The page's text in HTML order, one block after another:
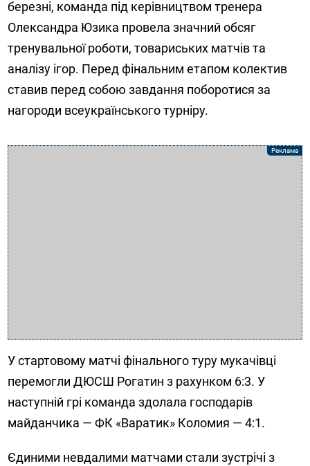
березні, команда під керівництвом тренера
Олександра Юзика провела значний обсяг
тренувальної роботи, товариських матчів та
аналізу ігор. Перед фінальним етапом колектив
ставив перед собою завдання поборотися за
нагороди всеукраїнського турніру.
У стартовому матчі фінального туру мукачівці
перемогли ДЮСШ Рогатин з рахунком 6:3. У
наступній грі команда здолала господарів
майданчика — ФК «Варатик» Коломия — 4:1.
Єдиними невдалими матчами стали зустрічі з